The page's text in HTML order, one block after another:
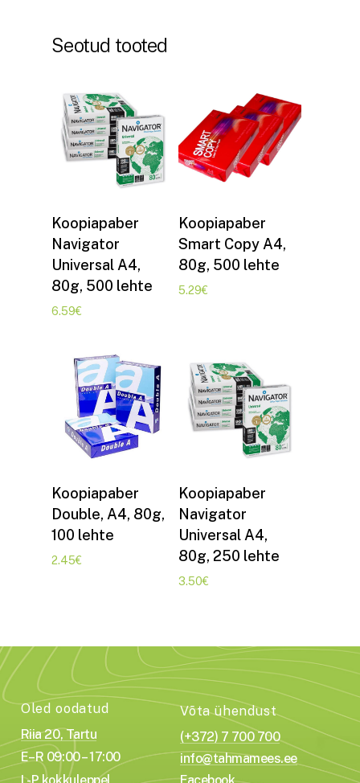
Seotud tooted
Lisa korvi
Koopiapaber
Navigator
Universal A4,
80g, 500 lehte
6.59€
Lisa korvi
Koopiapaber
Smart Copy A4,
80g, 500 lehte
5.29€
Lisa korvi
Koopiapaber
Double, A4, 80g,
100 lehte
2.45€
Lisa korvi
Koopiapaber
Navigator
Universal A4,
80g, 250 lehte
3.50€
Oled oodatud
Riia 20, Tartu
E–R 09:00 – 17:00
Võta ühendust
(+372) 7 700 700
info@tahmamees.ee